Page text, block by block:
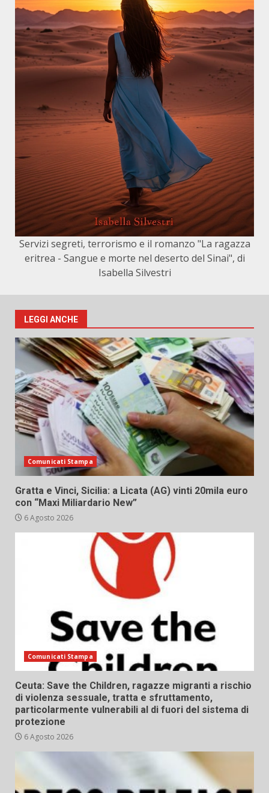
Servizi segreti, terrorismo e il romanzo "La ragazza
eritrea - Sangue e morte nel deserto del Sinai", di
Isabella Silvestri
LEGGI ANCHE
Comunicati Stampa
Gratta e Vinci, Sicilia: a Licata (AG) vinti 20mila euro
con “Maxi Miliardario New”
6 Agosto 2026
Comunicati Stampa
Ceuta: Save the Children, ragazze migranti a rischio
di violenza sessuale, tratta e sfruttamento,
particolarmente vulnerabili al di fuori del sistema di
protezione
6 Agosto 2026